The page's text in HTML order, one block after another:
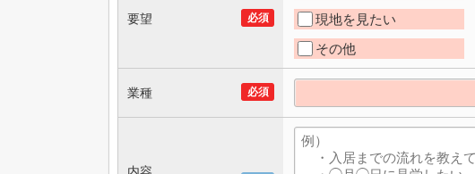
必須
要望
現地を見たい
その他
必須
業種